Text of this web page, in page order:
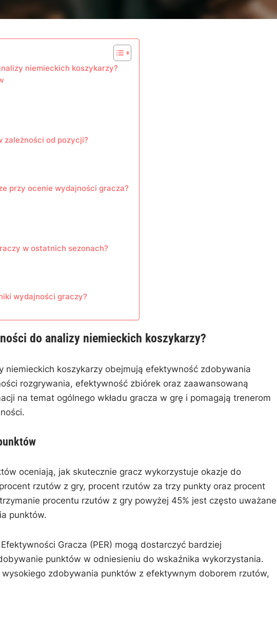
niemieckich koszykarzy?
zależności od pozycji?
przy ocenie wydajności gracza?
w ostatnich sezonach?
wydajności graczy?
do analizy niemieckich koszykarzy?
niemieckich koszykarzy obejmują efektywność zdobywania
rozgrywania, efektywność zbiórek oraz zaawansowaną
na temat ogólnego wkładu gracza w grę i pomagają trenerom
oceniają, jak skutecznie gracz wykorzystuje okazje do
rzutów z gry, procent rzutów za trzy punkty oraz procent
procentu rzutów z gry powyżej 45% jest często uważane
punktów.
Gracza (PER) mogą dostarczyć bardziej
punktów w odniesieniu do wskaźnika wykorzystania.
zdobywania punktów z efektywnym doborem rzutów,